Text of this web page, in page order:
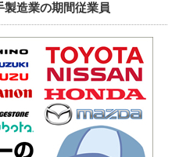
製造業の期間従業員